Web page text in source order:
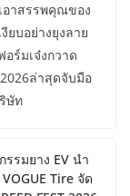
อาสรรพคุณของ
ยบอย่างยุงลาย
ร์มเจ๋งกวาด
ล่าสุดจับมือ
ษัท
รมยาง EV นำ
Tire จัด